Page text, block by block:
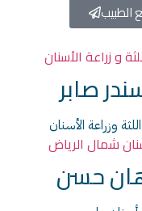
الطبيب
صابر
وزراعة الأسنان
حسن